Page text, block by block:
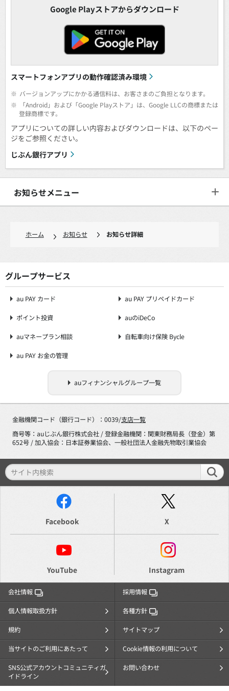
Google Playストアからダウンロード
スマートフォンアプリの動作確認済み環境
※ バージョンアップにかかる通信料は、お客さまのご負担となります。
※
「Android」および「Google Playストア」は、Google LLCの商標または
登録商標です。
アプリについての詳しい内容およびダウンロードは、以下のペー
ジをご参照ください。
じぶん銀行アプリ
お知らせメニュー
ホーム お知らせ お知らせ詳細
グループサービス
au PAY カード au PAY プリペイドカード
ポイント投資 auのiDeCo
auマネープラン相談 自転車向け保険 Bycle
au PAY お金の管理
auフィナンシャルグループ一覧
金融機関コード（銀行コード）：0039/支店一覧
商号等：auじぶん銀行株式会社 / 登録金融機関：関東財務局長（登金）第
652号 / 加入協会：日本証券業協会、一般社団法人金融先物取引業協会
Facebook X
YouTube Instagram
会社情報 採用情報
個人情報取扱方針 各種方針
規約 サイトマップ
当サイトのご利用にあたって Cookie情報の利用について
SNS公式アカウントコミュニティガ
イドライン
お問い合わせ